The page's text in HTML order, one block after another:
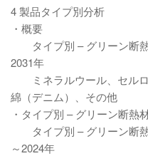
4 製品タイプ別分析
・概要
タイプ別 – グリーン断熱
2031年
ミネラルウール、セルロ
綿（デニム）、その他
・タイプ別 – グリーン断熱
タイプ別 – グリーン断熱
～2024年